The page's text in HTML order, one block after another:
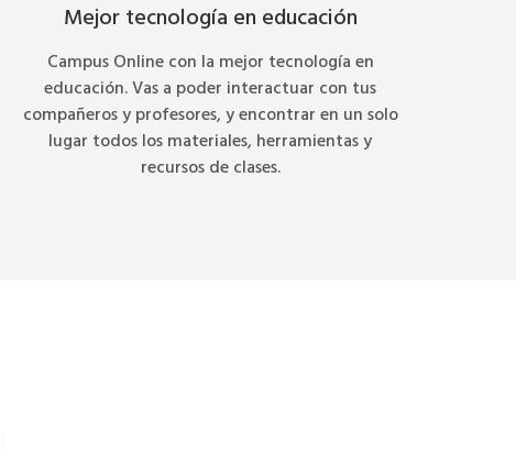
Mejor tecnología en educación
Campus Online con la mejor tecnología en
educación. Vas a poder interactuar con tus
compañeros y profesores, y encontrar en un solo
lugar todos los materiales, herramientas y
recursos de clases.